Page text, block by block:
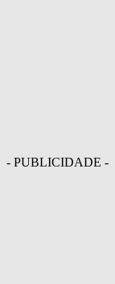
- PUBLICIDADE -